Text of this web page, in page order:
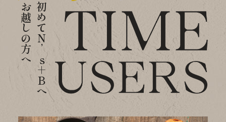
初めてN’s＋Bへ
お越しの方へ